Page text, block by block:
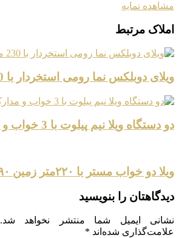
مشاهده نمایه
املاک مرتبط
ویلای دوبلکس نما رومی استخردار با 230 متر زمین
دو دستگاه ویلا نیم پیلوت با 3 خواب و مدارک کامل
ویلا دو خواب مستر با ۲۲۰متر زمین ۹۰متر بنا
دیدگاهتان را بنویسید
نشانی ایمیل شما منتشر نخواهد شد.
علامت‌گذاری شده‌اند *